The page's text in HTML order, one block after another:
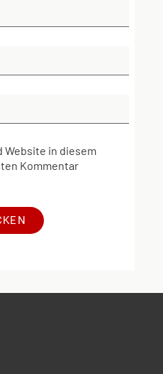
Website in diesem
Kommentar